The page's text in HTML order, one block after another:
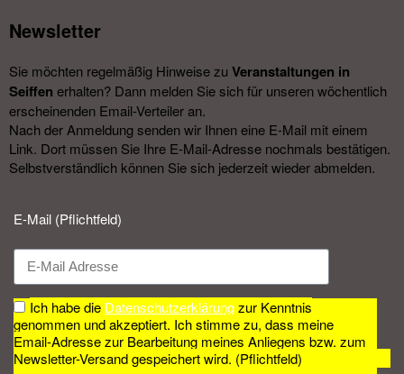
Newsletter​
Sie möchten regelmäßig Hinweise zu Veranstal­tungen in
Seiffen erhalten? Dann melden Sie sich für unseren wöchentlich
erscheinenden Email-Verteiler an.
Nach der Anmeldung senden wir Ihnen eine E-Mail mit einem
Link. Dort müssen Sie Ihre E-Mail-Adresse nochmals bestätigen.
Selbstverständlich können Sie sich jederzeit wieder abmelden.​
E-Mail (Pflichtfeld)
Ich habe die Datenschutzerklärungzur Kenntnis
genommen und akzeptiert. Ich stimme zu, dass meine
Email-Adresse zur Bearbeitung meines Anliegens bzw. zum
Newsletter-Versand gespeichert wird. (Pflichtfeld)